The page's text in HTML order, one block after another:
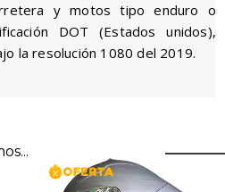
y motos tipo enduro o
DOT (Estados unidos),
la resolución 1080 del 2019.